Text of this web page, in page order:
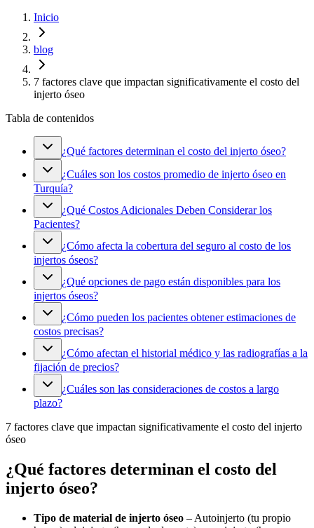
Inicio
blog
7 factores clave que impactan significativamente el costo del
injerto óseo
Tabla de contenidos
¿Qué factores determinan el costo del injerto óseo?
¿Cuáles son los costos promedio de injerto óseo en
Turquía?
¿Qué Costos Adicionales Deben Considerar los
Pacientes?
¿Cómo afecta la cobertura del seguro al costo de los
injertos óseos?
¿Qué opciones de pago están disponibles para los
injertos óseos?
¿Cómo pueden los pacientes obtener estimaciones de
costos precisas?
¿Cómo afectan el historial médico y las radiografías a la
fijación de precios?
¿Cuáles son las consideraciones de costos a largo
plazo?
7 factores clave que impactan significativamente el costo del injerto
óseo
¿Qué factores determinan el costo del
injerto óseo?
Tipo de material de injerto óseo – Autoinjerto (tu propio